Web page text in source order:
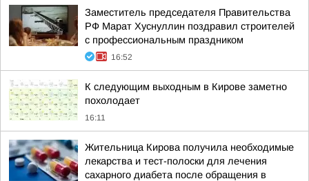
Заместитель председателя Правительства
РФ Марат Хуснуллин поздравил строителей
с профессиональным праздником
16:52
К следующим выходным в Кирове заметно
похолодает
16:11
Жительница Кирова получила необходимые
лекарства и тест-полоски для лечения
сахарного диабета после обращения в